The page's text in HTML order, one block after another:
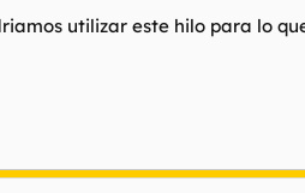
utilizar este hilo para lo